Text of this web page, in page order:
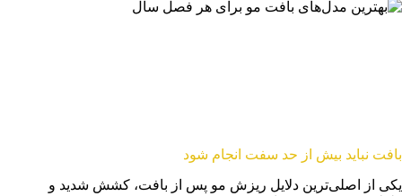
بافت نباید بیش از حد سفت انجام شود
یکی از اصلی‌ترین دلایل ریزش مو پس از بافت، کشش شدید و